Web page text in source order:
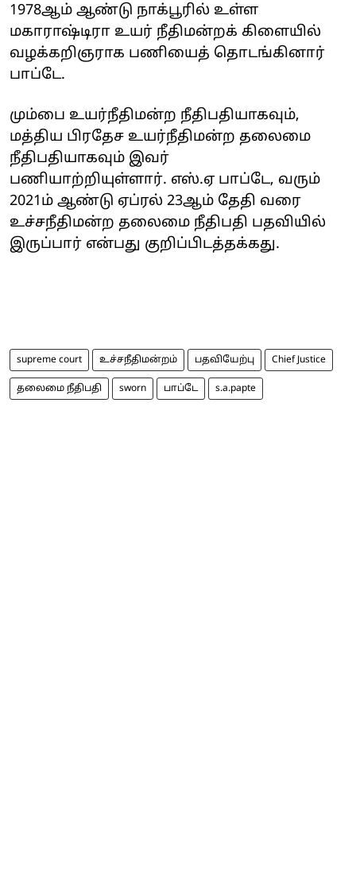
1978ஆம் ஆண்டு நாக்பூரில் உள்ள
மகாராஷ்டிரா உயர் நீதிமன்றக் கிளையில்
வழக்கறிஞராக பணியைத் தொடங்கினார்
பாப்டே.
மும்பை உயர்நீதிமன்ற நீதிபதியாகவும்,
மத்திய பிரதேச உயர்நீதிமன்ற தலைமை
நீதிபதியாகவும் இவர்
பணியாற்றியுள்ளார். எஸ்.ஏ பாப்டே, வரும்
2021ம் ஆண்டு ஏப்ரல் 23ஆம் தேதி வரை
உச்சநீதிமன்ற தலைமை நீதிபதி பதவியில்
இருப்பார் என்பது குறிப்பிடத்தக்கது.
supreme court உச்சநீதிமன்றம் பதவியேற்பு Chief Justice
தலைமை நீதிபதி sworn பாப்டே s.a.papte